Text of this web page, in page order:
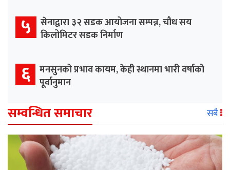
५ सेनाद्वारा ३२ सडक आयोजना सम्पन्न, चौध सय
किलोमिटर सडक निर्माण
६ मनसुनको प्रभाव कायम, केही स्थानमा भारी वर्षाको
पूर्वानुमान
सम्वन्धित समाचार सबै